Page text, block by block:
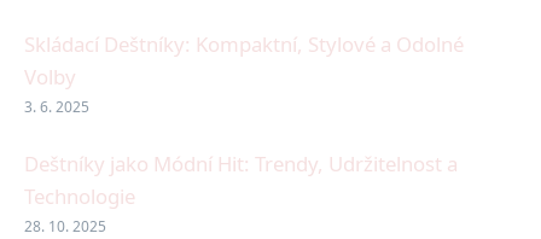
Skládací Deštníky: Kompaktní, Stylové a Odolné
Volby
3. 6. 2025
Deštníky jako Módní Hit: Trendy, Udržitelnost a
Technologie
28. 10. 2025